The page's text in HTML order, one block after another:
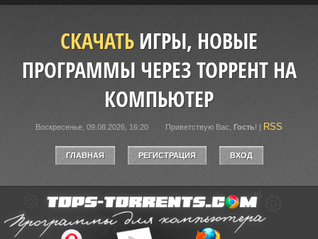
СКАЧАТЬИГРЫ, НОВЫЕ
ПРОГРАММЫ ЧЕРЕЗ ТОРРЕНТ НА
КОМПЬЮТЕР
Воскресенье, 09.08.2026, 16:20 Приветствую Вас Гость! | RSS
ГЛАВНАЯ РЕГИСТРАЦИЯ ВХОД